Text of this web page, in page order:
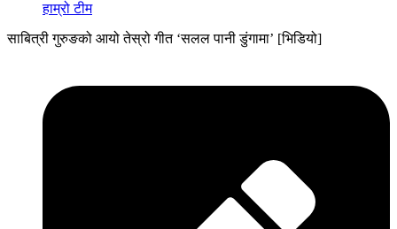
हाम्रो टीम
साबित्री गुरुङको आयो तेस्रो गीत ‘सलल पानी डुंगामा’ [भिडियो]